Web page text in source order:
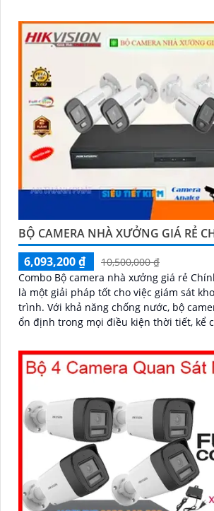
BỘ CAMERA NHÀ XƯỞNG GIÁ RẺ
6,093,200 ₫
10,500,000 ₫
Combo Bộ camera nhà xưởng giá rẻ
là một giải pháp tốt cho việc giám sát
trình. Với khả năng chống nước, bộ camera này hoạt động
ổn định trong mọi điều kiện thời tiết, kể